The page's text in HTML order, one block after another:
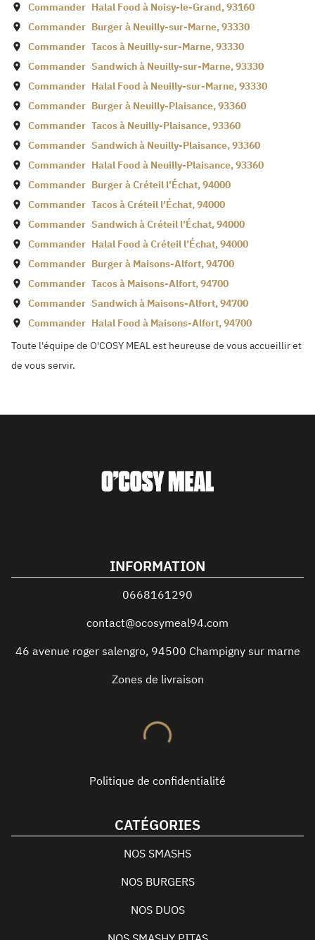
Commander Halal Food à Noisy-le-Grand,93160
Commander Burger à Neuilly-sur-Marne,93330
Commander Tacos à Neuilly-sur-Marne,93330
Commander Sandwich à Neuilly-sur-Marne,93330
Commander Halal Food à Neuilly-sur-Marne,93330
Commander Burger à Neuilly-Plaisance,93360
Commander Tacos à Neuilly-Plaisance,93360
Commander Sandwich à Neuilly-Plaisance,93360
Commander Halal Food à Neuilly-Plaisance,93360
Commander Burger àCréteil l’Échat,94000
Commander Tacos àCréteil l’Échat,94000
Commander Sandwich àCréteil l’Échat,94000
Commander Halal Food àCréteil l’Échat,94000
Commander Burger à Maisons-Alfort,94700
Commander Tacos à Maisons-Alfort,94700
Commander Sandwich à Maisons-Alfort,94700
Commander Halal Food à Maisons-Alfort,94700
Toute l'équipe de O'COSY MEAL est heureuse de vous accueillir et
de vous servir.
INFORMATION
0668161290
contact@ocosymeal94.com
46 avenue roger salengro, 94500 Champigny sur marne
Zones de livraison
Politique de confidentialité
CATÉGORIES
NOS SMASHS
NOS BURGERS
NOS DUOS